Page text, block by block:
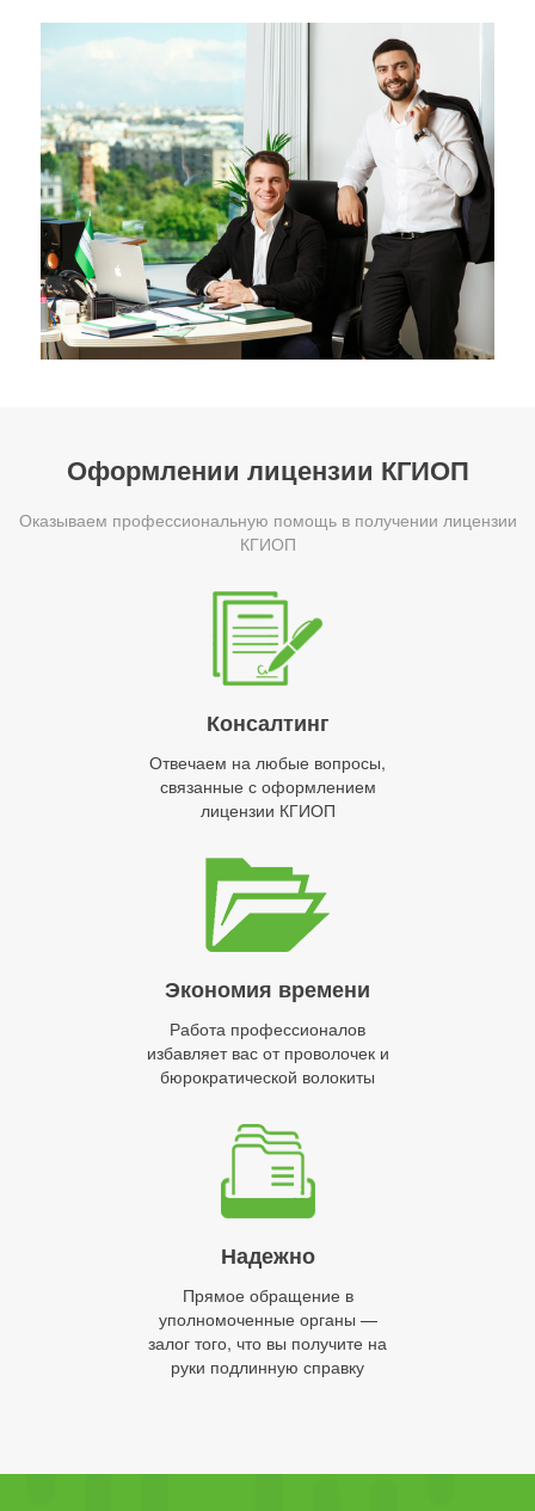
Оформлении лицензии КГИОП
Оказываем профессиональную помощь в получении лицензии
КГИОП
Консалтинг
Отвечаем на любые вопросы,
связанные с оформлением
лицензии КГИОП
Экономия времени
Работа профессионалов
избавляет вас от проволочек и
бюрократической волокиты
Надежно
Прямое обращение в
уполномоченные органы —
залог того, что вы получите на
руки подлинную справку